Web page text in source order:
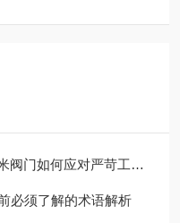
何应对严苛工况挑战？
必须了解的术语解析